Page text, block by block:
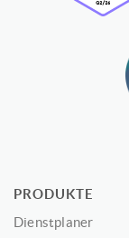
PRODUKTE
Dienstplaner